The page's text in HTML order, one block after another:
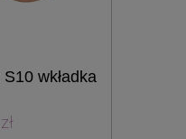
wkładka